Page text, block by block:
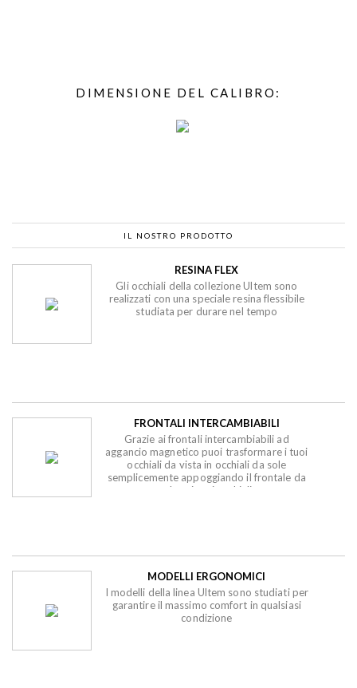
DIMENSIONE DEL CALIBRO:
IL NOSTRO PRODOTTO
RESINA FLEX
Gli occhiali della collezione Ultem sono
realizzati con una speciale resina flessibile
studiata per durare nel tempo
FRONTALI INTERCAMBIABILI
Grazie ai frontali intercambiabili ad
aggancio magnetico puoi trasformare i tuoi
occhiali da vista in occhiali da sole
semplicemente appoggiando il frontale da
sole sui tuoi occhiali.
MODELLI ERGONOMICI
I modelli della linea Ultem sono studiati per
garantire il massimo comfort in qualsiasi
condizione